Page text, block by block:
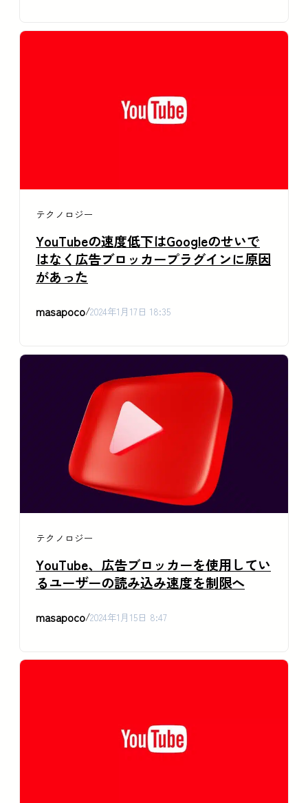
テクノロジー
YouTubeの速度低下はGoogleのせいで
はなく広告ブロッカープラグインに原因
があった
masapoco/2024年1月17日 18:35
テクノロジー
YouTube、広告ブロッカーを使用してい
るユーザーの読み込み速度を制限へ
masapoco/2024年1月15日 8:47